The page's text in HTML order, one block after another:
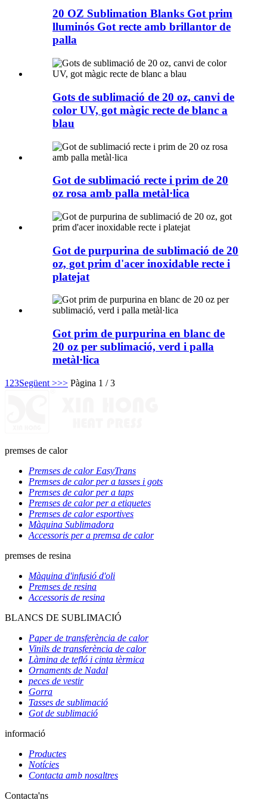
20 OZ Sublimation Blanks Got prim
lluminós Got recte amb brillantor de
palla
Gots de sublimació de 20 oz, canvi de
color UV, got màgic recte de blanc a
blau
Got de sublimació recte i prim de 20
oz rosa amb palla metàl·lica
Got de purpurina de sublimació de 20
oz, got prim d'acer inoxidable recte i
platejat
Got prim de purpurina en blanc de
20 oz per sublimació, verd i palla
metàl·lica
1 23Següent >>> Pàgina 1 / 3
premses de calor
Premses de calor EasyTrans
Premses de calor per a tasses i gots
Premses de calor per a taps
Premses de calor per a etiquetes
Premses de calor esportives
Màquina Sublimadora
Accessoris per a premsa de calor
premses de resina
Màquina d'infusió d'oli
Premses de resina
Accessoris de resina
BLANCS DE SUBLIMACIÓ
Paper de transferència de calor
Vinils de transferència de calor
Làmina de tefló i cinta tèrmica
Ornaments de Nadal
peces de vestir
Gorra
Tasses de sublimació
Got de sublimació
informació
Productes
Notícies
Contacta amb nosaltres
Contacta'ns